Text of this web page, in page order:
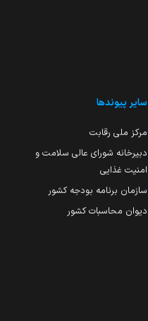
سایر پیوندها
مرکز ملی رقابت
دبیرخانه شورای عالی سلامت و
امنیت غذایی
سازمان برنامه بودجه کشور
دیوان محاسبات کشور